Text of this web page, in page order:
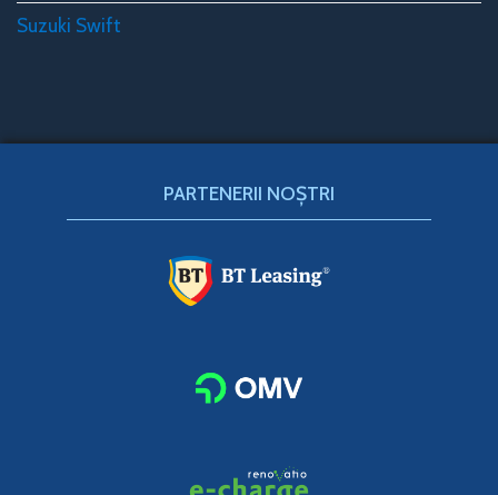
Suzuki Swift
PARTENERII NOȘTRI